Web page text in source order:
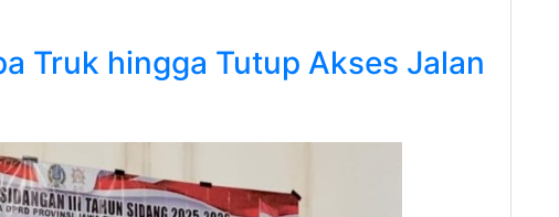
Truk hingga Tutup Akses Jalan